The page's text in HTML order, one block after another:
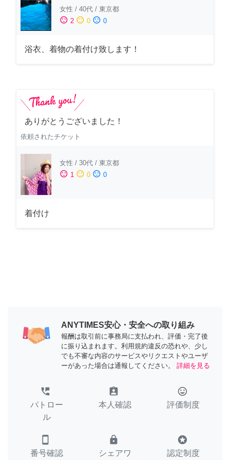
女性 / 40代 / 東京都
sentiment_satisfied 2 sentiment_neutral 0 sentiment_dissatisfied 0
浴衣、着物の着付け致します！
ありがとうございました！
依頼されたチケット
女性 / 30代 / 東京都
sentiment_satisfied 1 sentiment_neutral 0 sentiment_dissatisfied 0
着付け
ANYTIMES安心・安全への取り組み
報酬は取引前に事務局に支払われ、評価・完了後
に振り込まれます。利用規約違反の恐れや、少し
でも不審な内容のサービスやリクエストやユーザ
ーがあった場合は通報してください。
詳細を見る
perm_phone_msg
パトロー
ル
assignment_ind
本人確認
tag_faces
評価制度
smartphone
番号確認
lock
シェアワ
stars
認定制度